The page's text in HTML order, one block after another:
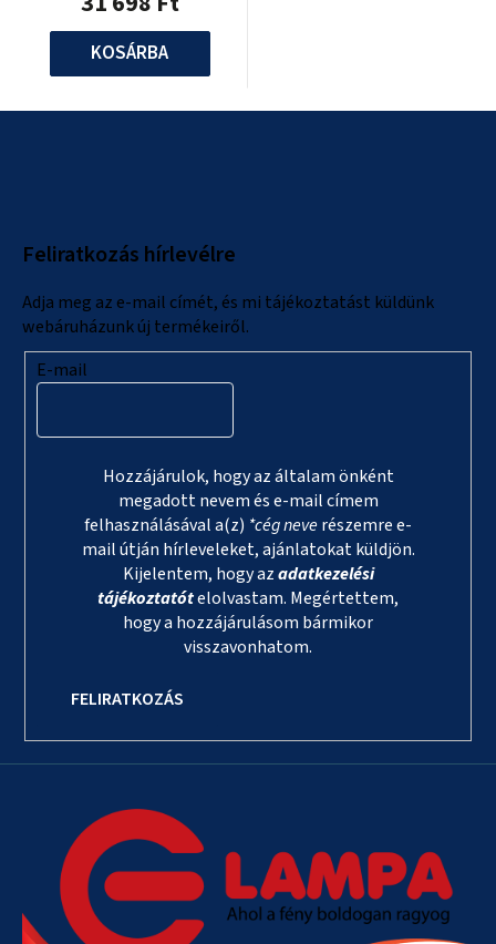
KOSÁRBA
Feliratkozás hírlevélre
Adja meg az e-mail címét, és mi tájékoztatást küldünk
webáruházunk új termékeiről.
E-mail
Hozzájárulok, hogy az általam önként
megadott nevem és e-mail címem
felhasználásával a(z) *cég neverészemre e-
mail útján hírleveleket, ajánlatokat küldjön.
Kijelentem, hogy azadatkezelési
tájékoztatótelolvastam. Megértettem,
hogy a hozzájárulásom bármikor
visszavonhatom.
FELIRATKOZÁS